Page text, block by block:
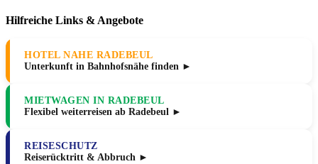
Hilfreiche Links & Angebote
HOTEL NAHE RADEBEUL
Unterkunft in Bahnhofsnähe finden ►
MIETWAGEN IN RADEBEUL
Flexibel weiterreisen ab Radebeul ►
REISESCHUTZ
Reiserücktritt & Abbruch ►